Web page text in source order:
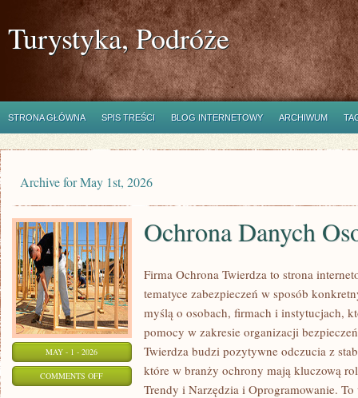
Turystyka, Podróże
STRONA GŁÓWNA SPIS TREŚCI BLOG INTERNETOWY ARCHIWUM
Archive for May 1st, 2026
MAY - 1 - 2026
COMMENTS OFFON
Ochrona Danych
Firma Ochrona Twierdza to strona
tematyce zabezpieczeń w sposób
myślą o osobach, firmach i instytucjach,
pomocy w zakresie organizacji
Twierdza budzi pozytywne odczucia z
które w branży ochrony mają kluczową
Trendy i Narzędzia i Oprogramowanie.